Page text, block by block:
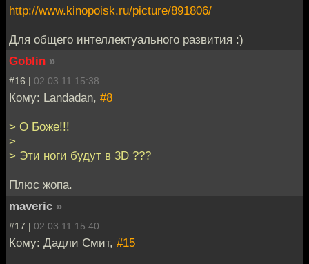
http://www.kinopoisk.ru/picture/891806/
Для общего интеллектуального развития :)
Goblin »
#16 | 02.03.11 15:38
Кому: Landadan, #8
> О Боже!!!
>
> Эти ноги будут в 3D ???
Плюс жопа.
maveric »
#17 | 02.03.11 15:40
Кому: Дадли Смит, #15